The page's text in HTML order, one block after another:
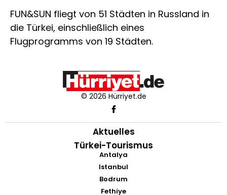
FUN&SUN fliegt von 51 Städten in Russland in
die Türkei, einschließlich eines
Flugprogramms von 19 Städten.
© 2026 Hürriyet.de
Aktuelles
Türkei-Tourismus
Antalya
Istanbul
Bodrum
Fethiye